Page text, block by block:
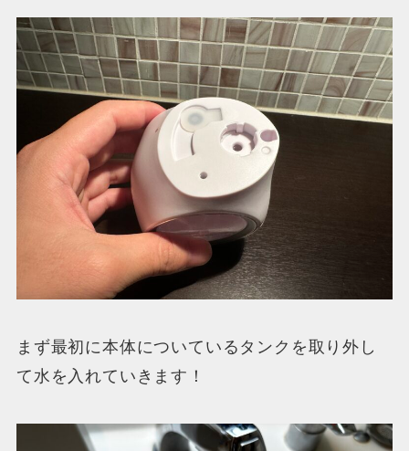
まず最初に本体についているタンクを取り外し
て水を入れていきます！